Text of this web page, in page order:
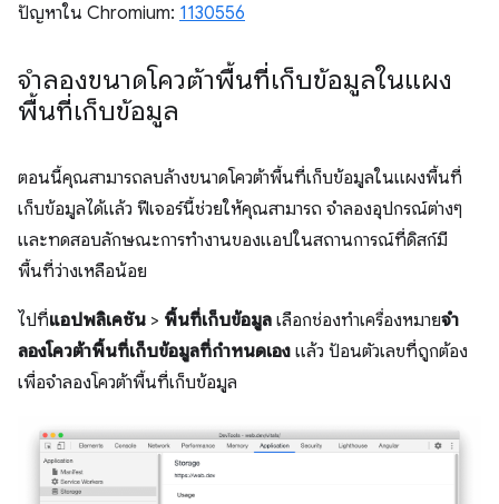
ปัญหาใน Chromium: 1130556
จำลองขนาดโควต้าพื้นที่เก็บข้อมูลในแผง
พื้นที่เก็บข้อมูล
ตอนนี้คุณสามารถลบล้างขนาดโควต้าพื้นที่เก็บข้อมูลในแผงพื้นที่
เก็บข้อมูลได้แล้ว ฟีเจอร์นี้ช่วยให้คุณสามารถ จำลองอุปกรณ์ต่างๆ
และทดสอบลักษณะการทำงานของแอปในสถานการณ์ที่ดิสก์มี
พื้นที่ว่างเหลือน้อย
ไปที่แอปพลิเคชัน > พื้นที่เก็บข้อมูล เลือกช่องทำเครื่องหมายจำ
ลองโควต้าพื้นที่เก็บข้อมูลที่กำหนดเอง แล้ว ป้อนตัวเลขที่ถูกต้อง
เพื่อจำลองโควต้าพื้นที่เก็บข้อมูล